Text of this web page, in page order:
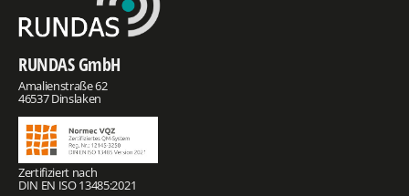
RUNDAS GmbH
Amalienstraße 62
46537 Dinslaken
Zertifiziert nach
DIN EN ISO 13485:2021